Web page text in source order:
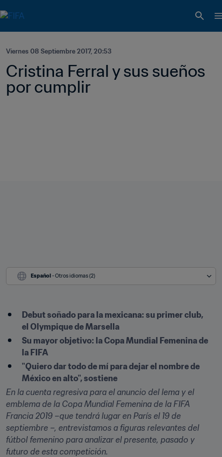
Viernes 08 Septiembre 2017, 20:53
Cristina Ferral y sus sueños
por cumplir
Español - Otros idiomas (2)
Debut soñado para la mexicana: su primer club,
el Olympique de Marsella
Su mayor objetivo: la Copa Mundial Femenina de
la FIFA
"Quiero dar todo de mí para dejar el nombre de
México en alto", sostiene
En la cuenta regresiva para el anuncio del lema y el
emblema de la Copa Mundial Femenina de la FIFA
Francia 2019 –que tendrá lugar en París el 19 de
septiembre –, entrevistamos a figuras relevantes del
fútbol femenino para analizar el presente, pasado y
futuro de esta competición.